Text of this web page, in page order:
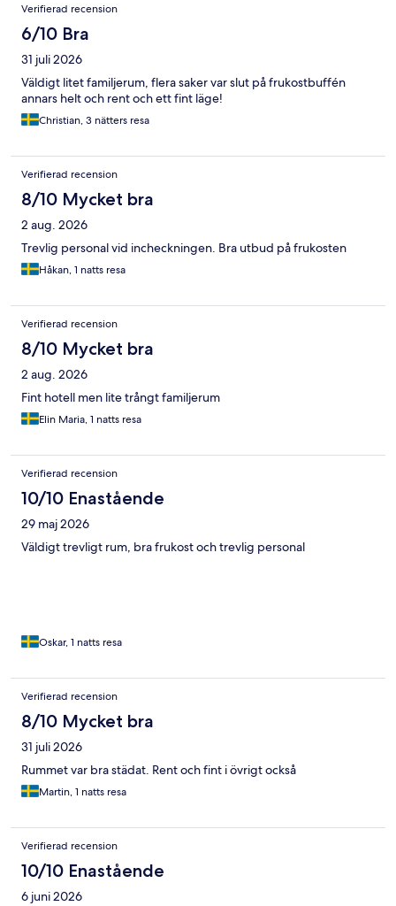
Verifierad recension
6/10 Bra
31 juli 2026
Väldigt litet familjerum, flera saker var slut på frukostbuffén
annars helt och rent och ett fint läge!
Christian, 3 nätters resa
Verifierad recension
8/10 Mycket bra
2 aug. 2026
Trevlig personal vid incheckningen. Bra utbud på frukosten
Håkan, 1 natts resa
Verifierad recension
8/10 Mycket bra
2 aug. 2026
Fint hotell men lite trångt familjerum
Elin Maria, 1 natts resa
Verifierad recension
10/10 Enastående
29 maj 2026
Väldigt trevligt rum, bra frukost och trevlig personal
Oskar, 1 natts resa
Verifierad recension
8/10 Mycket bra
31 juli 2026
Rummet var bra städat. Rent och fint i övrigt också
Martin, 1 natts resa
Verifierad recension
10/10 Enastående
6 juni 2026